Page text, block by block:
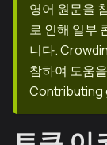
영어 원문을
로 인해 일부
니다.
참하여 도움
Contributing